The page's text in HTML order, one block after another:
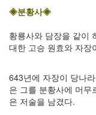
◈분황사◈
황룡사와 담장을 같이
대한 고승 원효와 자장
643년에 자장이 당나
은 그를 분황사에 머
은 저술을 남겼다.